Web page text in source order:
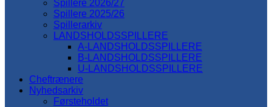
Spillere 2026/27
Spillere 2025/26
Spillerarkiv
LANDSHOLDSSPILLERE
A-LANDSHOLDSSPILLERE
B-LANDSHOLDSSPILLERE
U-LANDSHOLDSSPILLERE
Cheftrænere
Nyhedsarkiv
Førsteholdet